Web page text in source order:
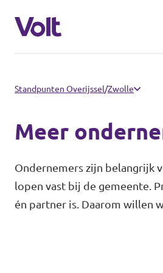
Communities
Volt Almelo
Volt Hengelo
Over Volt
Mensen
Standpunten Overijssel/Zwolle
Meer
Ondernemers zijn belangrijk
lopen vast bij de gemeente.
én partner is. Daarom willen